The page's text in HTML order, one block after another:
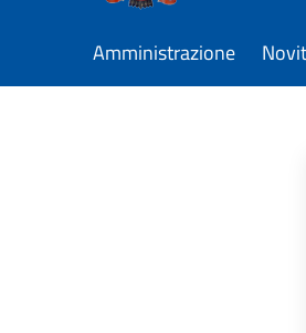
Amministrazione